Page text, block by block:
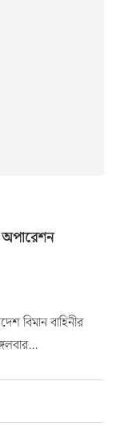
অপারেশন
বিমান বাহিনীর